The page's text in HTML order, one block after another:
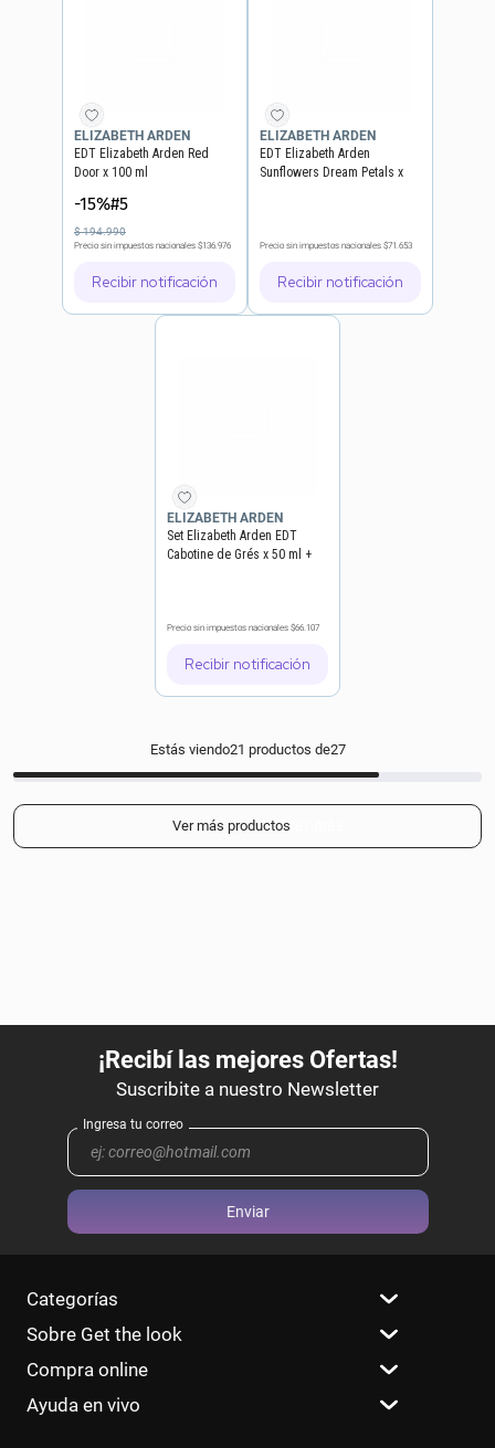
ELIZABETH ARDEN
EDT Elizabeth Arden Red
Door x 100 ml
-15%#5
$194.990
Precio sin impuestos nacionales $136.976
Recibir notificación
ELIZABETH ARDEN
EDT Elizabeth Arden
Sunflowers Dream Petals x
Precio sin impuestos nacionales $71.653
Recibir notificación
ELIZABETH ARDEN
Set Elizabeth Arden EDT
Cabotine de Grés x 50 ml +
Precio sin impuestos nacionales $66.107
Recibir notificación
Estás viendo21 productos de27
Mostrar más
Enviar
Categorías
Sobre Get the look
Compra online
Ayuda en vivo